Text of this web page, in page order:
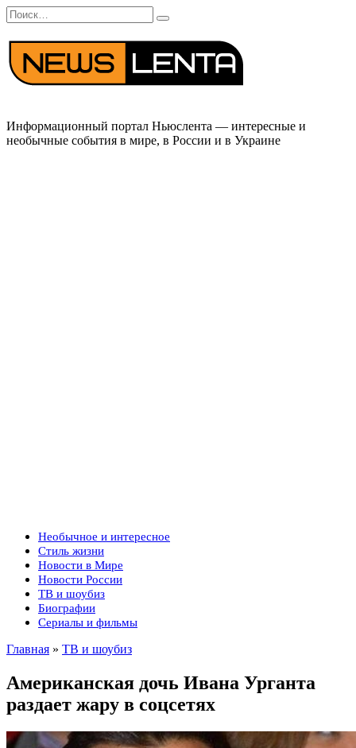
Перейти
к
содержанию
Search
for:
Информационный портал Ньюслента — интересные и
необычные события в мире, в России и в Украине
Необычное и интересное
Стиль жизни
Новости в Мире
Новости России
ТВ и шоубиз
Биографии
Сериалы и фильмы
Главная » ТВ и шоубиз
Американская дочь Ивана Урганта
раздает жару в соцсетях